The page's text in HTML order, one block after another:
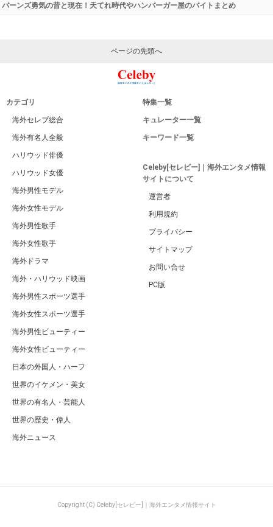
バーンズ勇気の昔と現在！天てれ時代やハンバーガー屋のバイトまとめ
ページの先頭へ
カテゴリ
海外セレブ総合
海外有名人全般
ハリウッド俳優
ハリウッド女優
海外男性モデル
海外女性モデル
海外男性歌手
海外女性歌手
海外ドラマ
海外・ハリウッド映画
海外男性スポーツ選手
海外女性スポーツ選手
海外男性ビューティー
海外女性ビューティー
日本の外国人・ハーフ
世界のイケメン・美女
世界の有名人・芸能人
世界の歴史・偉人
海外ニュース
特集一覧
キュレーター一覧
キーワード一覧
Celeby[セレビー]｜海外エンタメ情報
サイトについて
運営者
利用規約
プライバシー
サイトマップ
お問い合せ
PC版
Copyright (C) Celeby[セレビー]｜海外エンタメ情報サイト